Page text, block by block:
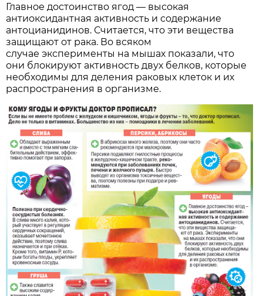
Главное достоинство ягод — высокая
антиоксидантная активность и содержание
антоцианидинов. Считается, что эти вещества
защищают от рака. Во всяком
случае эксперименты на мышах показали, что
они блокируют активность двух белков, которые
необходимы для деления раковых клеток и их
распространения в организме.